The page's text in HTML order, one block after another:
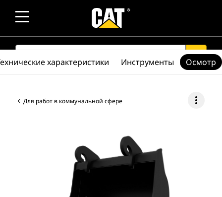
SEARCH search
Для работ в коммунальной сфере more_vert
характеристики Инструменты Осмотр